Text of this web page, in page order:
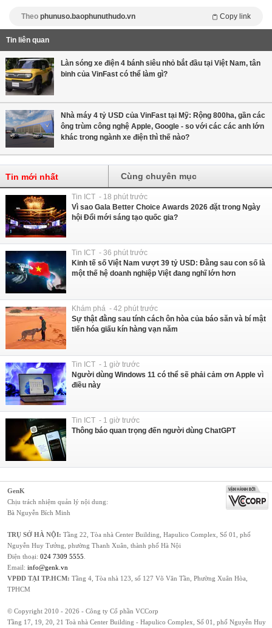
Theo phunuso.baophunuthudo.vn Copy link
Tin liên quan
Làn sóng xe điện 4 bánh siêu nhỏ bắt đầu tại Việt Nam, tân
binh của VinFast có thể làm gì?
Nhà máy 4 tỷ USD của VinFast tại Mỹ: Rộng 800ha, gần các
ông trùm công nghệ Apple, Google - so với các các anh lớn
khác trong ngành xe điện thì thế nào?
Tin mới nhất Cùng chuyên mục
Tin ICT - 18 phút trước
Vì sao Gala Better Choice Awards 2026 đặt trong Ngày
hội Đổi mới sáng tạo quốc gia?
Tin ICT - 36 phút trước
Kinh tế số Việt Nam vượt 39 tỷ USD: Đằng sau con số là
một thế hệ doanh nghiệp Việt đang nghĩ lớn hơn
Khám phá - 42 phút trước
Sự thật đằng sau tính cách ôn hòa của báo săn và bí mật
tiến hóa giấu kín hàng vạn năm
Tin ICT - 1 giờ trước
Người dùng Windows 11 có thể sẽ phải cảm ơn Apple vì
điều này
Tin ICT - 1 giờ trước
Thông báo quan trọng đến người dùng ChatGPT
GenK
Chịu trách nhiệm quản lý nội dung:
Bà Nguyễn Bích Minh
TRỤ SỞ HÀ NỘI: Tầng 22, Tòa nhà Center Building, Hapulico Complex, Số 01, phố
Nguyễn Huy Tưởng, phường Thanh Xuân, thành phố Hà Nội
Điện thoại: 024 7309 5555
Email: info@genk.vn
VPĐD TẠI TP.HCM: Tầng 4, Tòa nhà 123, số 127 Võ Văn Tần, Phường Xuân Hòa,
TPHCM
© Copyright 2010 - 2026 - Công ty Cổ phần VCCorp
Tầng 17, 19, 20, 21 Toà nhà Center Building - Hapulico Complex, Số 01, phố Nguyễn Huy